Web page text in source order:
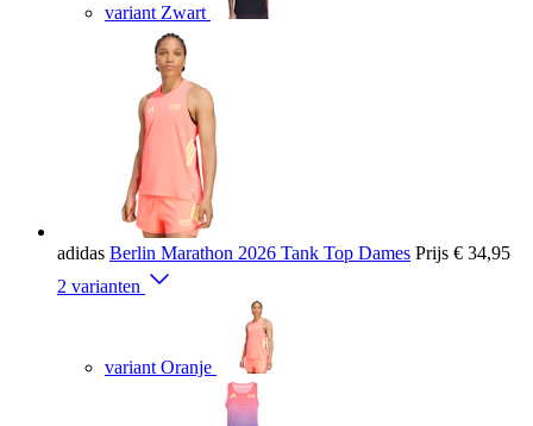
variant Zwart
adidas Berlin Marathon 2026 Tank Top Dames Prijs € 34,95
2 varianten
variant Oranje